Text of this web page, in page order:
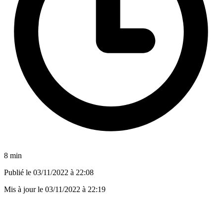
8 min
Publié le 03/11/2022 à 22:08
Mis à jour le 03/11/2022 à 22:19